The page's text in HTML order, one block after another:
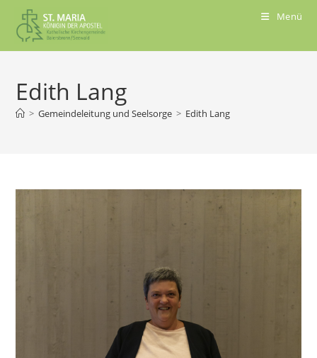
Menü
Edith Lang
> Gemeindeleitung und Seelsorge > Edith Lang